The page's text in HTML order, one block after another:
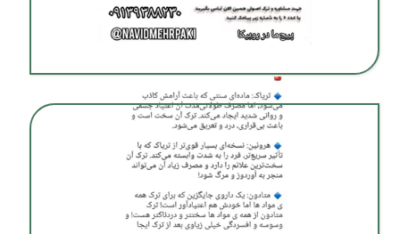
ترک اعتیاد بدون درد در شیراز